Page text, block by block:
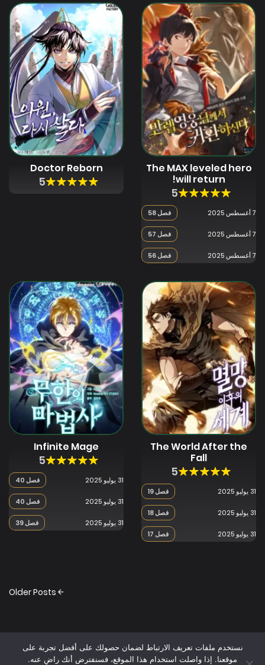
The MAX leveled hero
will return!
5
فصل 58 7 أغسطس 2025
فصل 57 7 أغسطس 2025
فصل 56 7 أغسطس 2025
Doctor Reborn
5
The World After the
Fall
5
فصل 19 31 يوليو 2025
فصل 18 31 يوليو 2025
فصل 17 31 يوليو 2025
Infinite Mage
5
فصل 40 31 يوليو 2025
فصل 40 31 يوليو 2025
فصل 39 31 يوليو 2025
© 2025 - جميع الحقوق محفوظة - اقرأ المانجا بسرعة
نستخدم ملفات تعريف الارتباط لضمان حصولك على أفضل تجربة على
موقعنا. إذا واصلت استخدام هذا الموقع، فسنفترض أنك راضٍ عنه.